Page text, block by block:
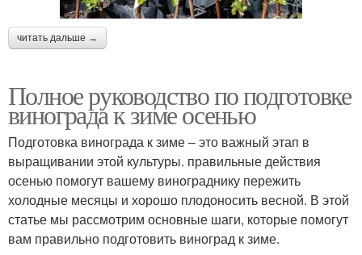
читать дальше →
Полное руководство по подготовке
винограда к зиме осенью
Подготовка винограда к зиме – это важный этап в
выращивании этой культуры. правильные действия
осенью помогут вашему винограднику пережить
холодные месяцы и хорошо плодоносить весной. В этой
статье мы рассмотрим основные шаги, которые помогут
вам правильно подготовить виноград к зиме.